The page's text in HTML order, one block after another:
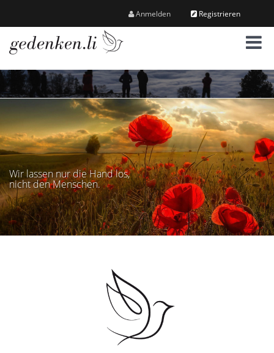
Anmelden Registrieren
M
e
n
ü
Wir lassen nur die Hand los,
nicht den Menschen.